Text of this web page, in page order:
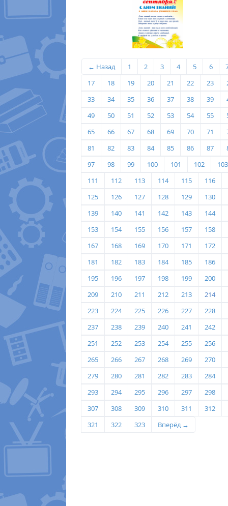
← Назад 1 2 3 4 5 6
17
18 19 20 21 22 23
33
34 35 36 37 38 39
49
50 51 52 53 54 55
65
66 67 68 69 70 71
81
82 83 84 85 86 87
97
98 99 100 101 102
103
111
112 113 114 115
116
125
126 127 128 129
130
139
140 141 142 143
144
153
154 155 156 157
158
167
168 169 170 171
172
181
182 183 184 185
186
195
196 197 198 199
200
209
210 211 212 213
214
223
224 225 226 227
228
237
238 239 240 241
242
251
252 253 254 255
256
265
266 267 268 269
270
279
280 281 282 283
284
293
294 295 296 297
298
307
308 309 310 311
312
321
322 323 Вперёд →